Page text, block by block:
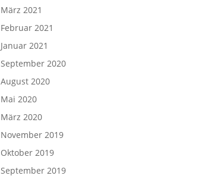
März 2021
Februar 2021
Januar 2021
September 2020
August 2020
Mai 2020
März 2020
November 2019
Oktober 2019
September 2019